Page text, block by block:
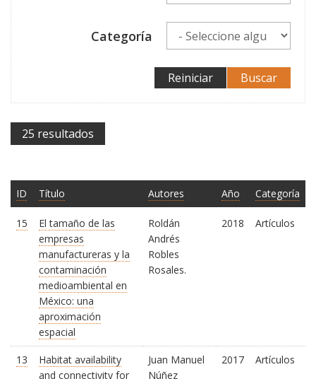
Categoría
Reiniciar Buscar
25 resultados
ID Título Autores Año Categoría
15
El tamaño de las
empresas
manufactureras y la
contaminación
medioambiental en
México: una
aproximación
espacial
Roldán
Andrés
Robles
Rosales.
2018 Artículos
13
Habitat availability
and connectivity for
Juan Manuel
Núñez
2017 Artículos